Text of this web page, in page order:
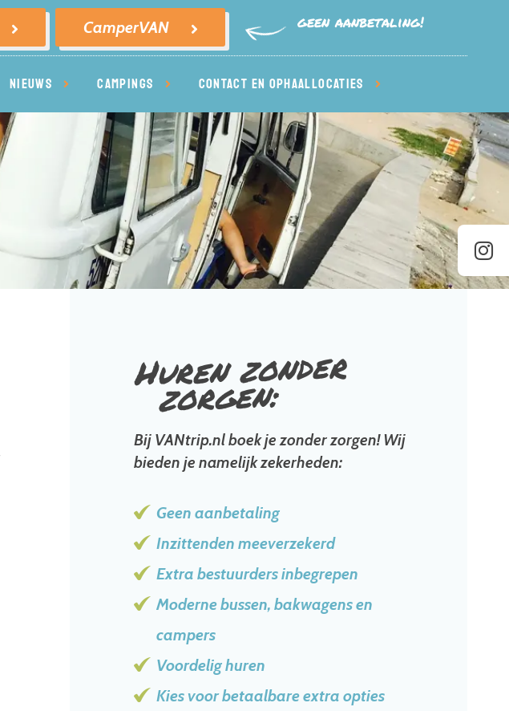
CamperVAN geen aanbetaling!
NIEUWS CAMPINGS CONTACT EN OPHAALLOCATIES
Huren zonder
zorgen:
Bij VANtrip.nl boek je zonder zorgen! Wij
bieden je namelijk zekerheden:
Geen aanbetaling
Inzittenden meeverzekerd
Extra bestuurders inbegrepen
Moderne bussen, bakwagens en
campers
Voordelig huren
Kies voor betaalbare extra opties